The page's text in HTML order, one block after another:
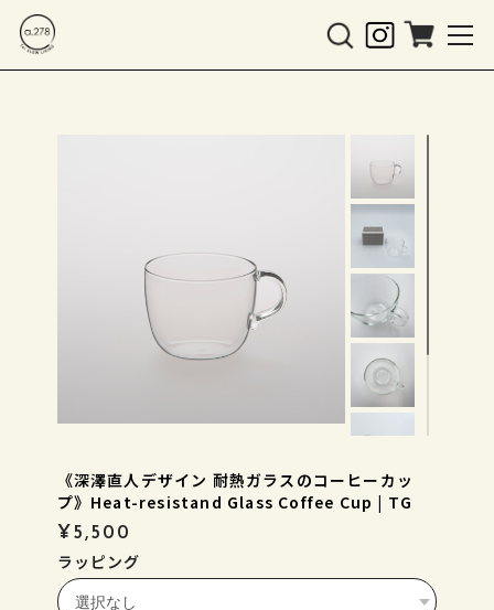
《深澤直人デザイン 耐熱ガラスのコーヒーカッ
プ》Heat-resistand Glass Coffee Cup | TG
¥5,500
ラッピング